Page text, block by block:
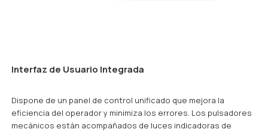
Interfaz de Usuario Integrada
Dispone de un panel de control unificado que mejora la
eficiencia del operador y minimiza los errores. Los pulsadores
mecánicos están acompañados de luces indicadoras de